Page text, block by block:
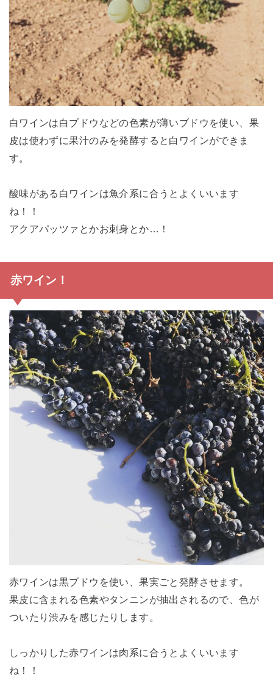
白ワインは白ブドウなどの色素が薄いブドウを使い、果
皮は使わずに果汁のみを発酵すると白ワインができま
す。
酸味がある白ワインは魚介系に合うとよくいいます
ね！！
アクアパッツァとかお刺身とか…！
赤ワイン！
赤ワインは黒ブドウを使い、果実ごと発酵させます。
果皮に含まれる色素やタンニンが抽出されるので、色が
ついたり渋みを感じたりします。
しっかりした赤ワインは肉系に合うとよくいいます
ね！！